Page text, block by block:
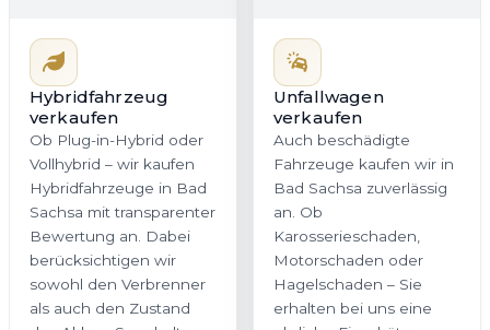
berücksichtigen wir
sowohl den Verbrenner
als auch den Zustand
des Akkus. So erhalten
Sie in Niedersachsen ein
stimmiges Angebot, das
dem tatsächlichen
Fahrzeugwert gerecht
wird.
Karosserieschaden,
Motorschaden oder
Hagelschaden – Sie
erhalten bei uns eine
ehrliche Einschätzung
und ein verbindliches
Angebot. Gerade beim
Verkauf von Unfallwagen
in Niedersachsen ist
Transparenz
entscheidend, und
genau dafür stehen wir.